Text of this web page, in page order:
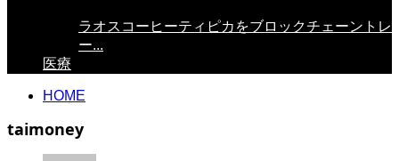
ラオスコーヒーティピカをブロックチェーントレ
ー...
医療
HOME
taimoney